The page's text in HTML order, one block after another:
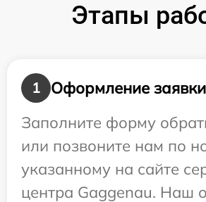
Этапы
1
Оформление заявки
Заполните форму
или позвоните нам по
указанному на сайте
центра Gaggenau. Наш